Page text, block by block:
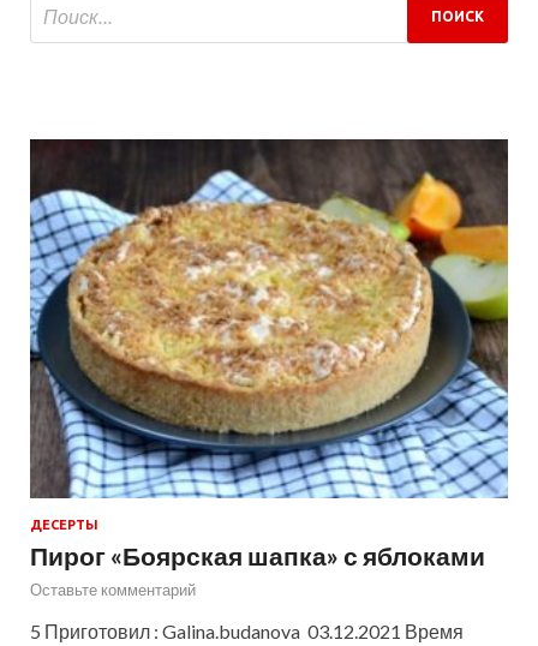
ДЕСЕРТЫ
Пирог «Боярская шапка» с яблоками
Оставьте комментарий
5 Приготовил : Galina.budanova 03.12.2021 Время